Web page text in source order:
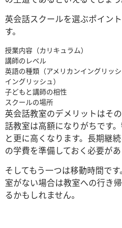
英会話スクールを選ぶポイン
す。
授業内容（カリキュラム）
講師のレベル
英語の種類（アメリカンイングリッ
イングリッシュ）
子どもと講師の相性
スクールの場所
英会話教室のデメリットはそ
話教室は高額になりがちです
と更に高くなります。長期継
の学費を準備しておく必要があ
そしてもう一つは移動時間で
室がない場合は教室への行き
るかもしれません。